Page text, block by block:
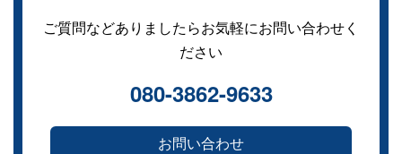
ご質問などありましたらお気軽にお問い合わせく
ださい
080-3862-9633
お問い合わせ